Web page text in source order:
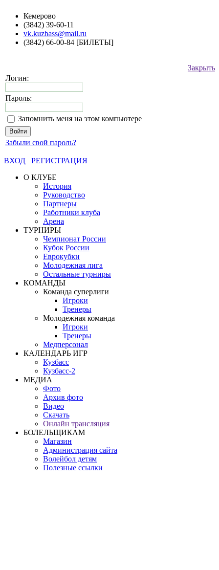
Кемерово
(3842) 39-60-11
vk.kuzbass@mail.ru
(3842) 66-00-84 [БИЛЕТЫ]
Закрыть
Логин:
Пароль:
Запомнить меня на этом компьютере
Забыли свой пароль?
ВХОД
РЕГИСТРАЦИЯ
О КЛУБЕ
История
Руководство
Партнеры
Работники клуба
Арена
ТУРНИРЫ
Чемпионат России
Кубок России
Еврокубки
Молодежная лига
Остальные турниры
КОМАНДЫ
Команда суперлиги
Игроки
Тренеры
Молодежная команда
Игроки
Тренеры
Медперсонал
КАЛЕНДАРЬ ИГР
Кузбасс
Кузбасс-2
МЕДИА
Фото
Архив фото
Видео
Скачать
Онлайн трансляция
БОЛЕЛЬЩИКАМ
Магазин
Администрация сайта
Волейбол детям
Полезные ссылки